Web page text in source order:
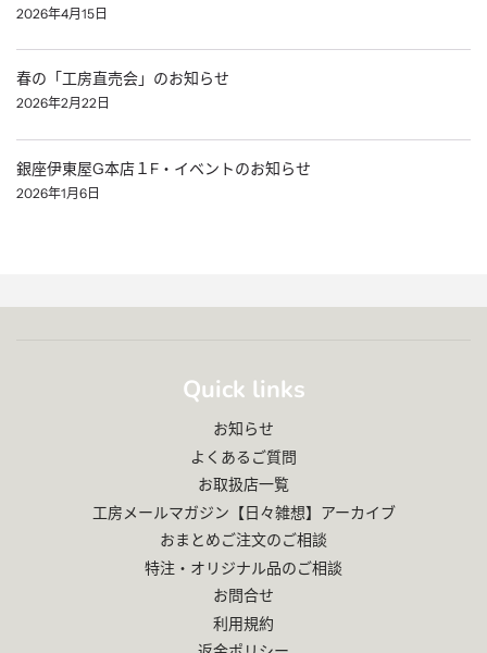
2026年4月15日
春の「工房直売会」のお知らせ
2026年2月22日
銀座伊東屋G本店１F・イベントのお知らせ
2026年1月6日
Quick links
お知らせ
よくあるご質問
お取扱店一覧
工房メールマガジン【日々雑想】アーカイブ
おまとめご注文のご相談
特注・オリジナル品のご相談
お問合せ
利用規約